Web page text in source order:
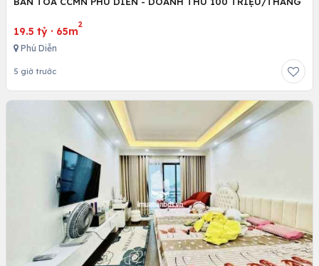
19.5 tỷ · 65m
2
Phú Diễn
5 giờ trước